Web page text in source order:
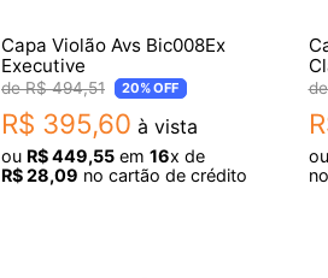
Capa Violão Avs Bic008Ex
Executive
R$ 494,51 20%OFF
R$ 395,60 à vista
ou R$449,55 em 16x de
R$28,09 no cartão de crédito
ou